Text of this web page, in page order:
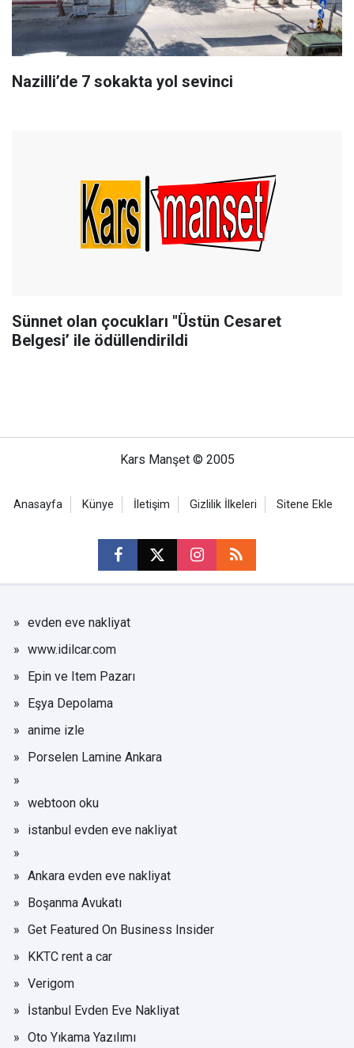
Nazilli’de 7 sokakta yol sevinci
Sünnet olan çocukları "Üstün Cesaret
Belgesi’ ile ödüllendirildi
Kars Manşet © 2005
Anasayfa Künye İletişim Gizlilik İlkeleri Sitene Ekle
evden eve nakliyat
www.idilcar.com
Epin ve Item Pazarı
Eşya Depolama
anime izle
Porselen Lamine Ankara
webtoon oku
istanbul evden eve nakliyat
Ankara evden eve nakliyat
Boşanma Avukatı
Get Featured On Business Insider
KKTC rent a car
Verigom
İstanbul Evden Eve Nakliyat
Oto Yıkama Yazılımı